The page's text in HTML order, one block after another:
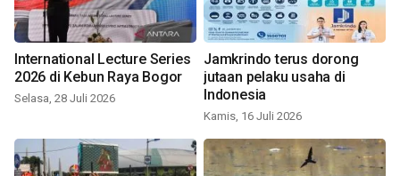
International Lecture Series
2026 di Kebun Raya Bogor
Selasa, 28 Juli 2026
Jamkrindo terus dorong
jutaan pelaku usaha di
Indonesia
Kamis, 16 Juli 2026